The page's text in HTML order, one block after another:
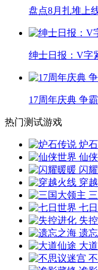
盘点8月扎堆上
绅士日报：V字
17周年庆典 争
热门测试游戏
炉
仙
闪
穿
七
失
遗
大